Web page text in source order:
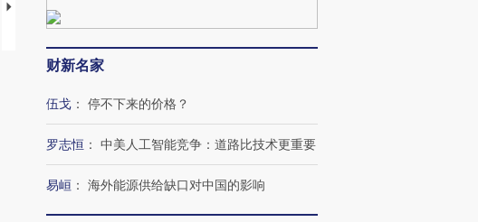
视线｜全球最热百城独占
97个 印度如何熬过48°C
财新名家
伍戈 ： 停不下来的价格？
罗志恒 ： 中美人工智能竞争：道路比技术更重要
易峘 ： 海外能源供给缺口对中国的影响